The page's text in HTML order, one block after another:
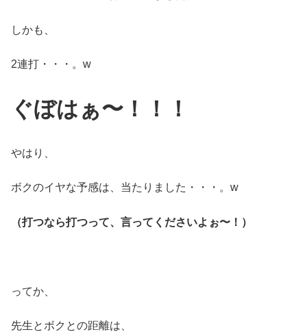
しかも、
2連打・・・。w
ぐぼはぁ〜！！！
やはり、
ボクのイヤな予感は、当たりました・・・。w
（打つなら打つって、言ってくださいよぉ〜！）
ってか、
先生とボクとの距離は、